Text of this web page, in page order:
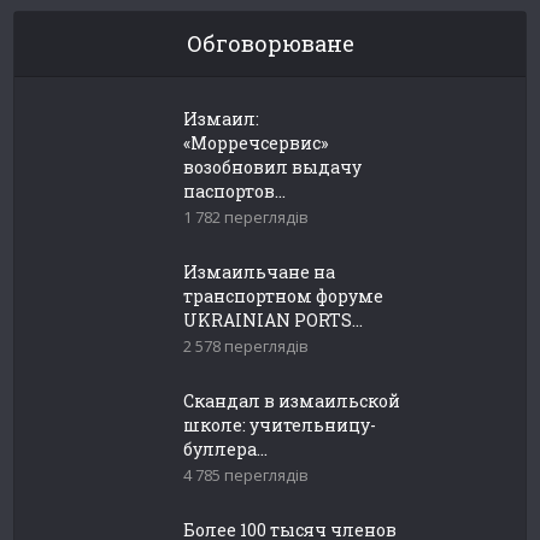
Обговорюване
Измаил:
«Морречсервис»
возобновил выдачу
паспортов...
1 782 переглядів
Измаильчане на
транспортном форуме
UKRAINIAN PORTS...
2 578 переглядів
Скандал в измаильской
школе: учительницу-
буллера...
4 785 переглядів
Более 100 тысяч членов